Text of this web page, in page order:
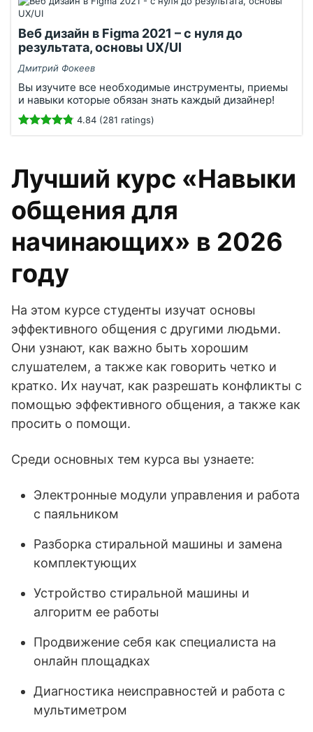
Веб дизайн в Figma 2021 – с нуля до
результата, основы UX/UI
Дмитрий Фокеев
Вы изучите все необходимые инструменты, приемы
и навыки которые обязан знать каждый дизайнер!
4.84 (281 ratings)
Лучший курс «Навыки
общения для
начинающих» в 2026
году
На этом курсе студенты изучат основы
эффективного общения с другими людьми.
Они узнают, как важно быть хорошим
слушателем, а также как говорить четко и
кратко. Их научат, как разрешать конфликты с
помощью эффективного общения, а также как
просить о помощи.
Среди основных тем курса вы узнаете:
Электронные модули управления и работа
с паяльником
Разборка стиральной машины и замена
комплектующих
Устройство стиральной машины и
алгоритм ее работы
Продвижение себя как специалиста на
онлайн площадках
Диагностика неисправностей и работа с
мультиметром